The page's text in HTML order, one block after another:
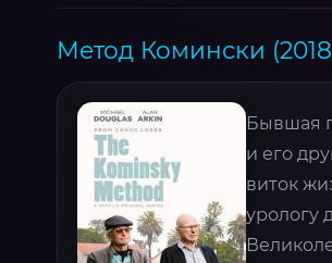
Метод Комински
Бывшая
и его
виток
урологу